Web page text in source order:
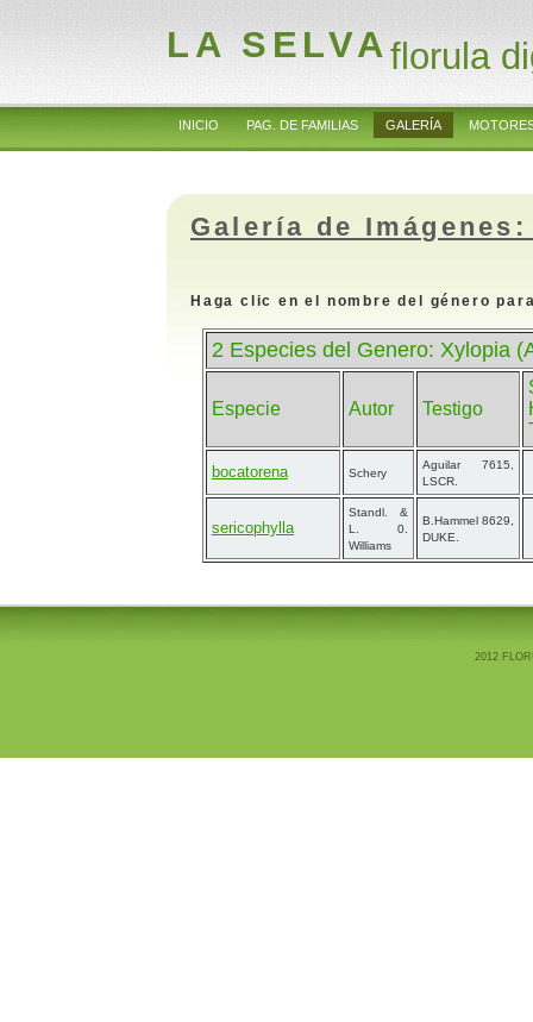
LA SELVAflorula
INICIO PAG. DE FAMILIAS GALERÍA
Galería de
Haga clic en el nombre del género
2 Especies del Genero: Xylopia
Especie Autor Testigo
bocatorena Schery
Aguilar 7615,
LSCR.
sericophylla
Standl. &
L. 0.
Williams
B.Hammel 8629,
DUKE.
2012